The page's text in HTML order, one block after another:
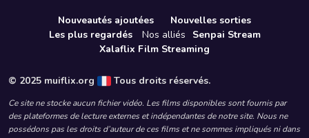
Nouveautés ajoutées
Nouvelles sorties
Les plus regardés
Nos alliés
Senpai Stream
Xalaflix Film Streaming
© 2025 muiflix.org Tous droits réservés.
Ce site ne stocke aucun fichier vidéo. Les films disponibles sont fournis par
des plateformes de lecture externes et indépendantes de notre site. Nous ne
possédons pas les droits d’auteur de ces films et ne sommes impliqués ni dans